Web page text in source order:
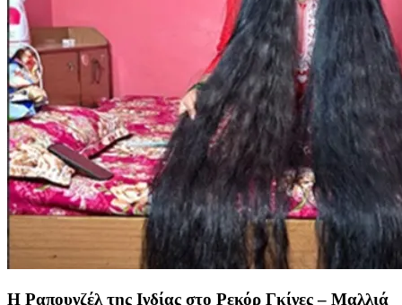
Η Ραπουνζέλ της Ινδίας στο Ρεκόρ Γκίνες – Μαλλιά